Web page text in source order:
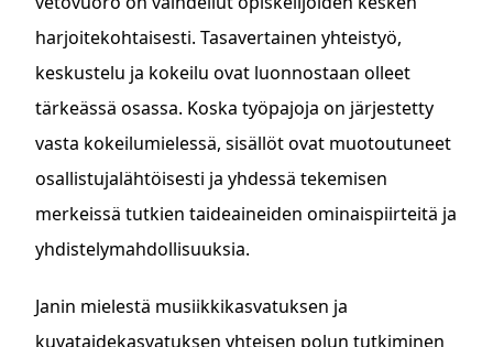
harjoitekohtaisesti. Tasavertainen yhteistyö,
keskustelu ja kokeilu ovat luonnostaan olleet
tärkeässä osassa. Koska työpajoja on järjestetty
vasta kokeilumielessä, sisällöt ovat muotoutuneet
osallistujalähtöisesti ja yhdessä tekemisen
merkeissä tutkien taideaineiden ominaispiirteitä ja
yhdistelymahdollisuuksia.
Janin mielestä musiikkikasvatuksen ja
kuvataidekasvatuksen yhteisen polun tutkiminen